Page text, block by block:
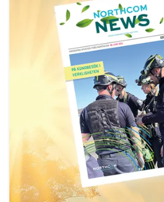
Sepura SC21 kompakt TETRA-radio
Fredrikstad Brann og Redning
kommunikasjonssystem
Namsos Brann og Redning velger nytt
kommunikasjonssystem
Wireless Communication blir
Nasjonalmuseet innfører Sepura
Application
Lillehammer Region Brannvesen
sambands-løsning
Tone J. Myhre blir ny CFO i Wireless